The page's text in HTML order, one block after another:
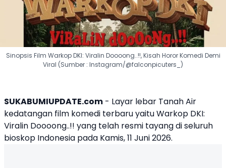
Sinopsis Film Warkop DKI: Viralin Doooong..!!, Kisah Horor Komedi Demi
Viral (Sumber : Instagram/@falconpicuters_)
SUKABUMIUPDATE.com - Layar lebar Tanah Air
kedatangan film komedi terbaru yaitu Warkop DKI:
Viralin Doooong..!! yang telah resmi tayang di seluruh
bioskop Indonesia pada Kamis, 11 Juni 2026.